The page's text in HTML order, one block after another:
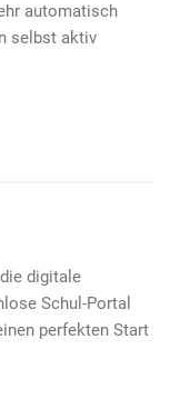
automatisch
selbst aktiv
digitale
Schul-Portal
perfekten Start